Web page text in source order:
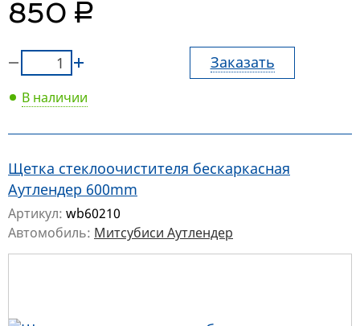
850 руб.
Заказать
В наличии
Щетка стеклоочистителя бескаркасная
Аутлендер 600mm
Артикул: wb60210
Автомобиль: Митсубиси Аутлендер